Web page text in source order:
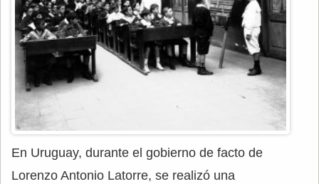
En Uruguay, durante el gobierno de facto de
Lorenzo Antonio Latorre, se realizó una